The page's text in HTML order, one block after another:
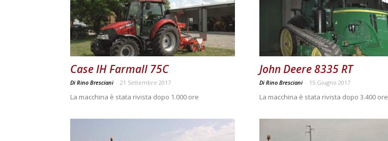
Case IH Farmall 75C
Di Rino Bresciani - 21 Settembre 2017
La macchina è stata rivista dopo 1.000 ore
John Deere 8335 RT
Di Rino Bresciani - 15 Giugno 2017
La macchina è stata rivista dopo 3.400 ore